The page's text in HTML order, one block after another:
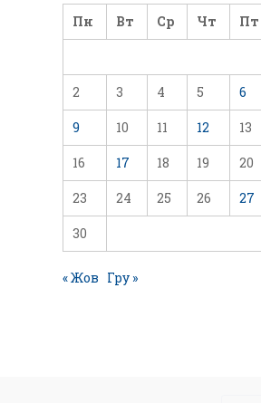
Пн
Вт Ср Чт Пт
2 3 4 5 6
9 10 11 12 13
16 17 18 19 20
23 24 25 26 27
30
« Жов Гру »